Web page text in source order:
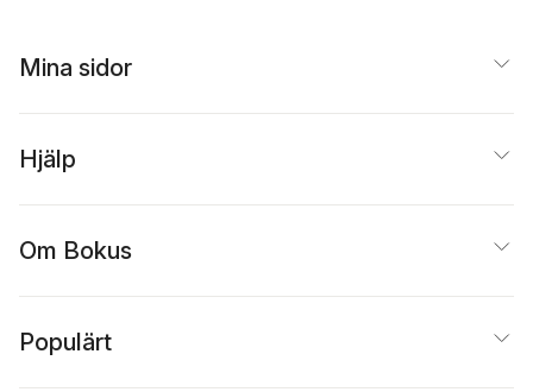
Mina sidor
Hjälp
Om Bokus
Populärt